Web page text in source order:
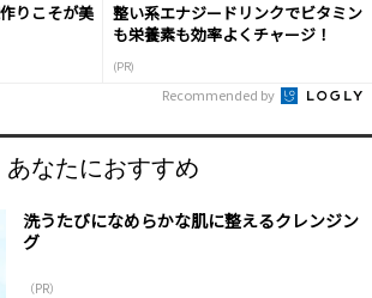
りこそが美
整い系エナジードリンクでビタミン
も栄養素も効率よくチャージ！
(PR)
Recommended by
あなたにおすすめ
洗うたびになめらかな肌に整えるクレンジン
グ
（PR）